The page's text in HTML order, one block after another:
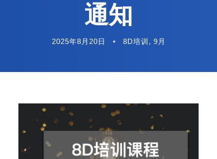
通知
2025年8月20日 • 8D培训 , 9月